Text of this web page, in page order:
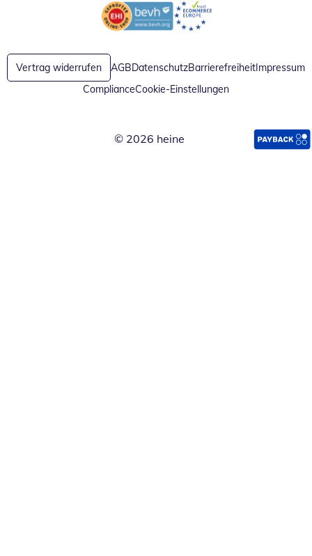
Öffnet in neuem FensterÖffnet in neuem Fenster
Vertrag widerrufen AGBDatenschutzBarrierefreiheitImpressum
ComplianceCookie-Einstellungen
© 2026 heine